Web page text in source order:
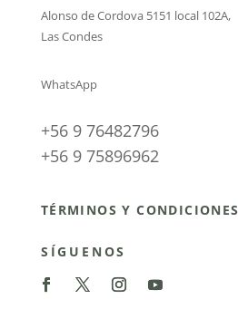
Alonso de Cordova 5151 local 102A,
Las Condes
WhatsApp
+56 9 76482796
+56 9 75896962
TÉRMINOS Y CONDICIONES
SÍGUENOS